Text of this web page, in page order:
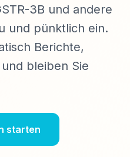
3B und andere
und pünktlich ein.
Berichte,
bleiben Sie
starten